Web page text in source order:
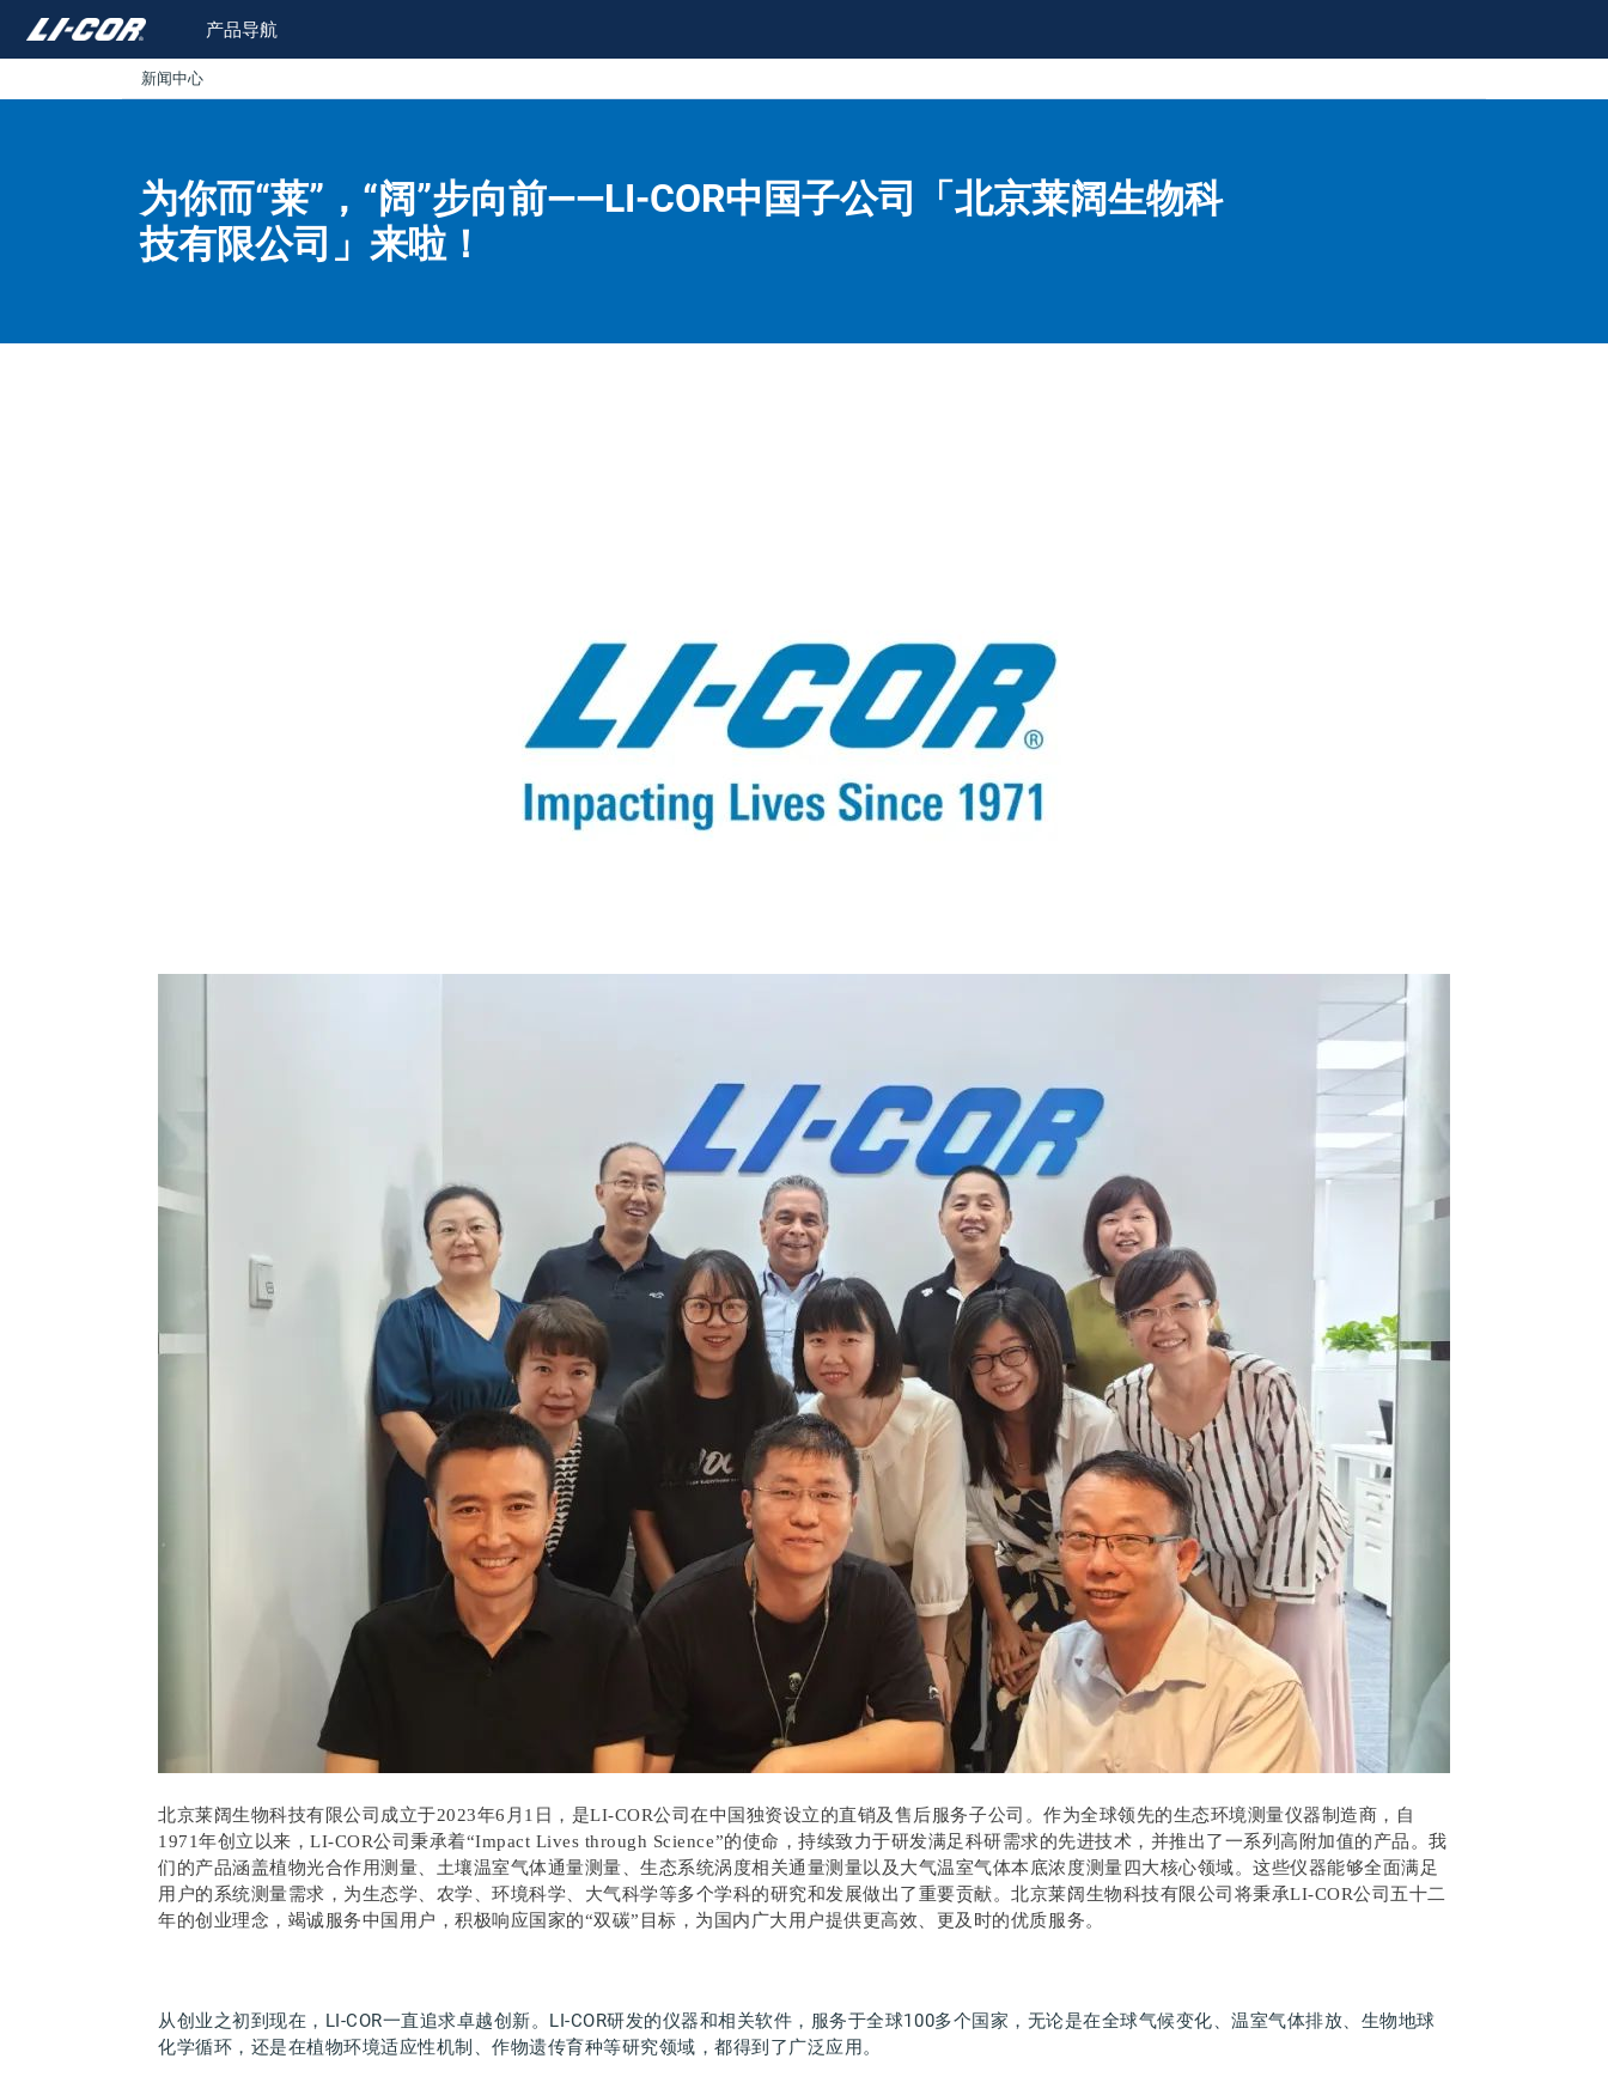
产品导航
新闻中心
为你而“莱”，“阔”步向前——LI-COR中国子公司「北京莱阔生物科
技有限公司」来啦！
北京莱阔生物科技有限公司成立于2023年6月1日，是LI-COR公司在中国独资设立的直销及售后服务子公司。作为全球领先的生态环境测量仪器制造商，自
1971年创立以来，LI-COR公司秉承着“Impact Lives through Science”的使命，持续致力于研发满足科研需求的先进技术，并推出了一系列高附加值的产品。我
们的产品涵盖植物光合作用测量、土壤温室气体通量测量、生态系统涡度相关通量测量以及大气温室气体本底浓度测量四大核心领域。这些仪器能够全面满足
用户的系统测量需求，为生态学、农学、环境科学、大气科学等多个学科的研究和发展做出了重要贡献。北京莱阔生物科技有限公司将秉承LI-COR公司五十二
年的创业理念，竭诚服务中国用户，积极响应国家的“双碳”目标，为国内广大用户提供更高效、更及时的优质服务。
从创业之初到现在，LI-COR一直追求卓越创 新。 LI-COR研发的仪器和相关软件，服务于全球100多个国家，无论是在全球气候变化、温室气体排放、生物地球
化学循环，还是在植物环境适应性机制、作物遗传育种等研究领域，都得到了广泛应用。